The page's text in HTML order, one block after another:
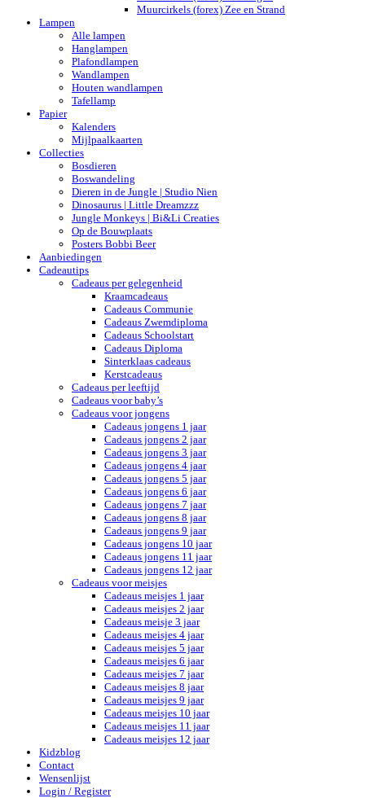
Muurcirkels (forex) Zee en Strand
Lampen
Alle lampen
Hanglampen
Plafondlampen
Wandlampen
Houten wandlampen
Tafellamp
Papier
Kalenders
Mijlpaalkaarten
Collecties
Bosdieren
Boswandeling
Dieren in de Jungle | Studio Nien
Dinosaurus | Little Dreamzzz
Jungle Monkeys | Bi&Li Creaties
Op de Bouwplaats
Posters Bobbi Beer
Aanbiedingen
Cadeautips
Cadeaus per gelegenheid
Kraamcadeaus
Cadeaus Communie
Cadeaus Zwemdiploma
Cadeaus Schoolstart
Cadeaus Diploma
Sinterklaas cadeaus
Kerstcadeaus
Cadeaus per leeftijd
Cadeaus voor baby’s
Cadeaus voor jongens
Cadeaus jongens 1 jaar
Cadeaus jongens 2 jaar
Cadeaus jongens 3 jaar
Cadeaus jongens 4 jaar
Cadeaus jongens 5 jaar
Cadeaus jongens 6 jaar
Cadeaus jongens 7 jaar
Cadeaus jongens 8 jaar
Cadeaus jongens 9 jaar
Cadeaus jongens 10 jaar
Cadeaus jongens 11 jaar
Cadeaus jongens 12 jaar
Cadeaus voor meisjes
Cadeaus meisjes 1 jaar
Cadeaus meisjes 2 jaar
Cadeaus meisje 3 jaar
Cadeaus meisjes 4 jaar
Cadeaus meisjes 5 jaar
Cadeaus meisjes 6 jaar
Cadeaus meisjes 7 jaar
Cadeaus meisjes 8 jaar
Cadeaus meisjes 9 jaar
Cadeaus meisjes 10 jaar
Cadeaus meisjes 11 jaar
Cadeaus meisjes 12 jaar
Kidzblog
Contact
Wensenlijst
Login / Register